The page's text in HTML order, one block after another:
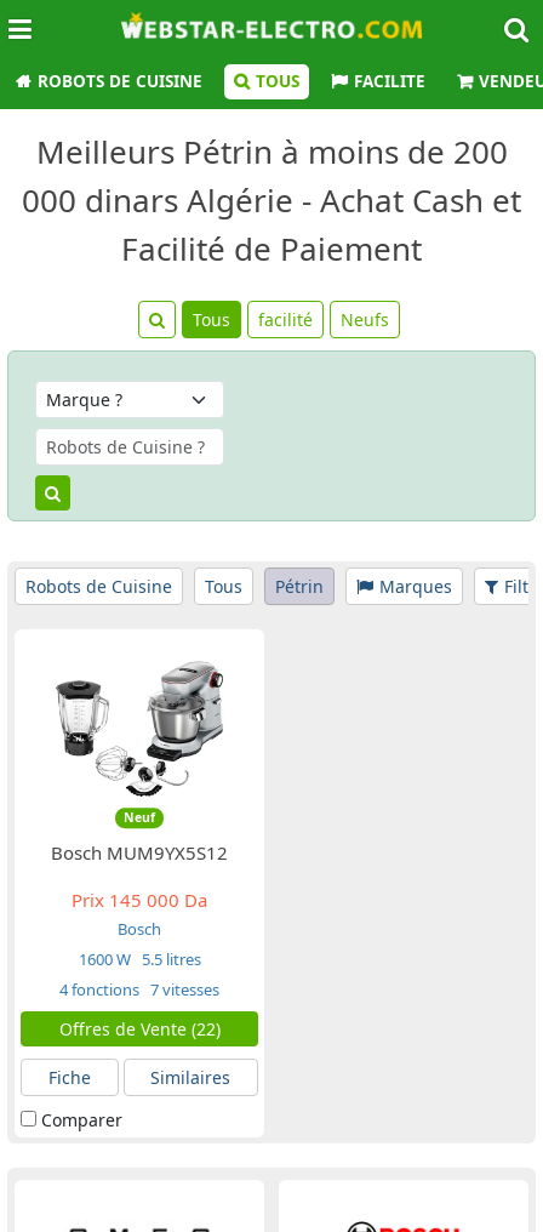
ROBOTS DE CUISINE TOUS FACILITE
Meilleurs Pétrin à moins de 200
000 dinars Algérie - Achat Cash et
Facilité de Paiement
Tous facilité Neufs
Robots de Cuisine Tous Pétrin Marques
Neuf
Bosch MUM9YX5S12
Prix 145 000 Da
Bosch
1600 W 5.5 litres
4 fonctions 7 vitesses
Offres de Vente (22)
Fiche
Similaires
Comparer